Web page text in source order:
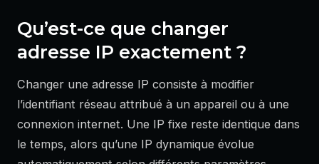
Qu’est-ce que changer
adresse IP exactement ?
Changer une adresse IP consiste à modifier
l’identifiant réseau attribué à un appareil ou à une
connexion internet. Une IP fixe reste identique dans
le temps, alors qu’une IP dynamique évolue